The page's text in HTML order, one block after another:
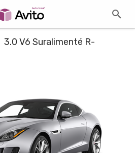
3.0 V6 Suralimenté R-